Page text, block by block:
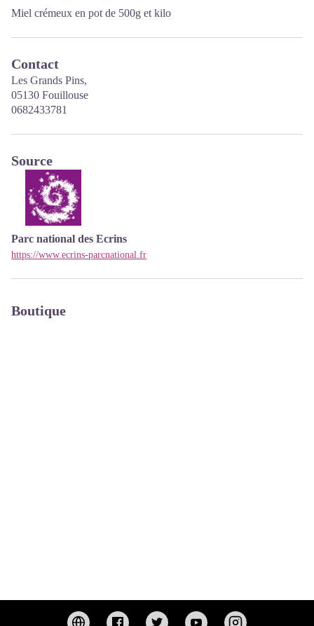
Miel crémeux en pot de 500g et kilo
Contact
Les Grands Pins,
05130 Fouillouse
0682433781
Source
Parc national des Ecrins
https://www.ecrins-parcnational.fr
Boutique